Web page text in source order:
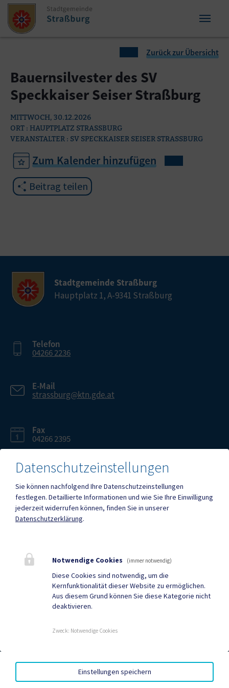
Zum Inhalt springen
Zum Seitenende springen
Zurück zur Übersicht
Bauernsilvester des SV
Speckkaiser Seiser Straßburg
MITTWOCH, 30.12.2026
ORT : HAUPTPLATZ STRASSBURG
VERANSTALTER : SV SPECKKAISER SEISER STRASSBURG
Zum Kalender hinzufügen
Beitrag teilen
Stadtgemeinde Straßburg
Hauptplatz 1, A-9341 Straßburg
Telefon
04266 2236
E-Mail
strassburg@ktn.gde.at
Fax
04266 2395
Mehr
Geko digital Gemeinde-
Tourismus
Sport & Freizeit
Gemeindenachrichten
AMTSSIGNATUR|BARRIEREFREIHEIT|DATENSCHUTZ|
SITEMAP|IMPRESSUM
Datenschutzeinstellungen
Sie können nachfolgend Ihre Datenschutzeinstellungen
festlegen. Detaillierte Informationen und wie Sie Ihre Einwilligung
jederzeit widerrufen können, finden Sie in unserer
Datenschutzerklärung.
Notwendige Cookies (immer notwendig)
Diese Cookies sind notwendig, um die
Kernfunktionalität dieser Website zu ermöglichen.
Aus diesem Grund können Sie diese Kategorie nicht
deaktivieren.
Zweck: Notwendige Cookies
Einstellungen speichern